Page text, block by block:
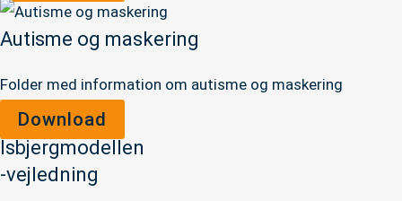
Autisme og maskering
Folder med information om autisme og maskering
Download
Isbjergmodellen
-vejledning